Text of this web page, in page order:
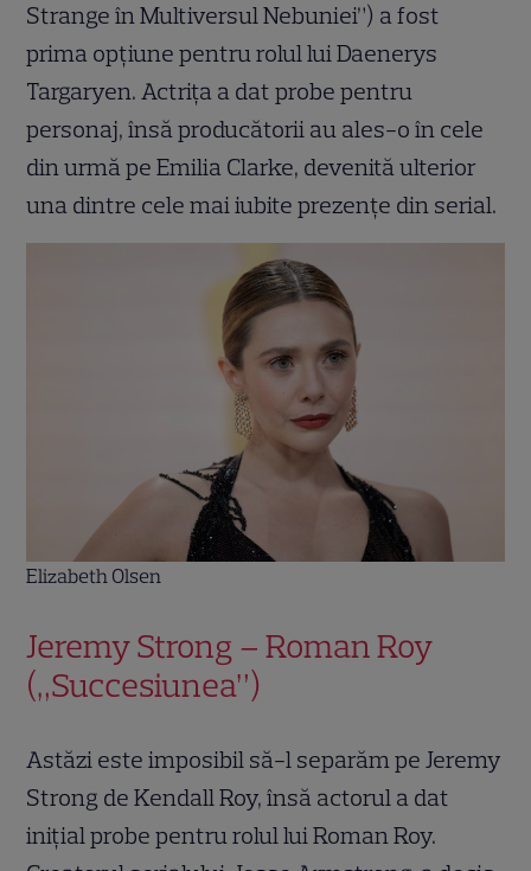
Strange în Multiversul Nebuniei”) a fost
prima opțiune pentru rolul lui Daenerys
Targaryen. Actrița a dat probe pentru
personaj, însă producătorii au ales-o în cele
din urmă pe Emilia Clarke, devenită ulterior
una dintre cele mai iubite prezențe din serial.
Elizabeth Olsen
Jeremy Strong – Roman Roy
(„Succesiunea”)
Astăzi este imposibil să-l separăm pe Jeremy
Strong de Kendall Roy, însă actorul a dat
inițial probe pentru rolul lui Roman Roy.